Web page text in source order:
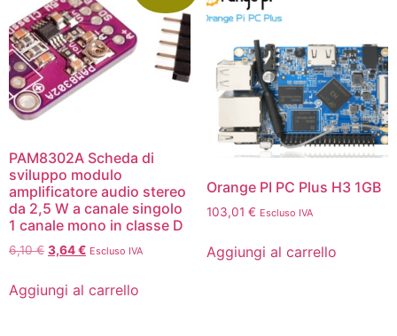
PAM8302A Scheda di
sviluppo modulo
amplificatore audio stereo
da 2,5 W a canale singolo
1 canale mono in classe D
6,10€ 3,64€ Escluso IVA
Aggiungi al carrello
Orange PI PC Plus H3 1GB
103,01 € Escluso IVA
Aggiungi al carrello